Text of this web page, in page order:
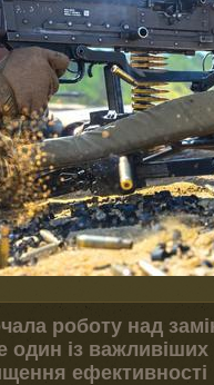
роботу над
із важливіших
ефективності